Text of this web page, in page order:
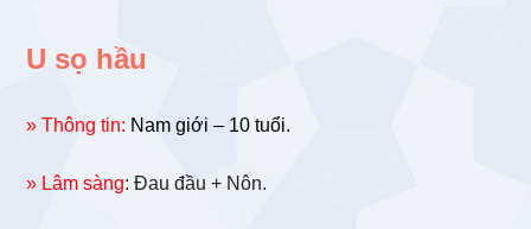
U sọ hầu
» Thông tin: Nam giới – 10 tuổi.
» Lâm sàng: Đau đầu + Nôn.